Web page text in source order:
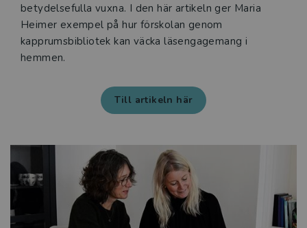
betydelsefulla vuxna. I den här artikeln ger Maria
Heimer exempel på hur förskolan genom
kapprumsbibliotek kan väcka läsengagemang i
hemmen.
Till artikeln här